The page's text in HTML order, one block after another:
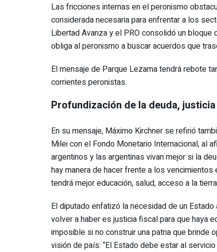
Las fricciones internas en el peronismo
considerada necesaria para enfrentar a los
Libertad Avanza y el PRO consolidó un
obliga al peronismo a buscar acuerdos que
El mensaje de Parque Lezama tendrá rebote
corrientes peronistas.
Profundización de la deuda,
En su mensaje, Máximo Kirchner se refirió
Milei con el Fondo Monetario Internacional, al
argentinos y las argentinas vivan mejor si la
hay manera de hacer frente a los
tendrá mejor educación, salud, acceso a la
El diputado enfatizó la necesidad de un
volver a haber es justicia fiscal para que haya
imposible si no construir una patria que brinde
visión de país: “El Estado debe estar al